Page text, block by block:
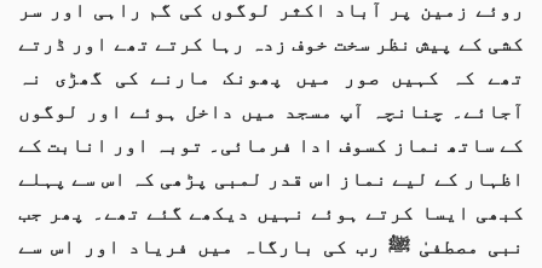
روئے زمین پر آباد اکثر لوگوں کی گم راہی اور سر
کشی کے پیش نظر سخت خوف زدہ رہا کرتے تھے اور ڈرتے
تھے کہ کہیں صور میں پھونک مارنے کی گھڑی نہ
آجائے۔ چنانچہ آپ مسجد میں داخل ہوئے اور لوگوں
کے ساتھ نماز کسوف ادا فرمائی۔ توبہ اور انابت کے
اظہار کے لیے نماز اس قدر لمبی پڑھی کہ اس سے پہلے
کبھی ایسا کرتے ہوئے نہیں دیکھے گئے تھے۔ پھر جب
نبی مصطفیٰ ﷺ رب کی بارگاہ میں فریاد اور اس سے